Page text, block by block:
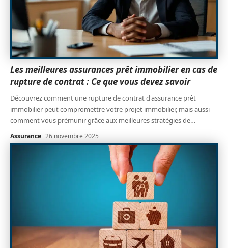
Les meilleures assurances prêt immobilier en cas de
rupture de contrat : Ce que vous devez savoir
Découvrez comment une rupture de contrat d'assurance prêt
immobilier peut compromettre votre projet immobilier, mais aussi
comment vous prémunir grâce aux meilleures stratégies de…
Assurance 26 novembre 2025